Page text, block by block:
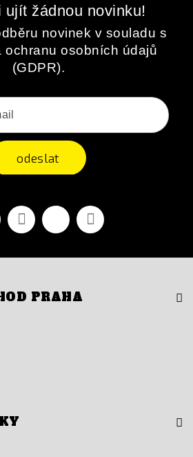
ujít žádnou novinku!
novinek v souladu s
ochranu osobních údajů
(GDPR).
odeslat
YouTubeVimeo Instagram
PRAHA